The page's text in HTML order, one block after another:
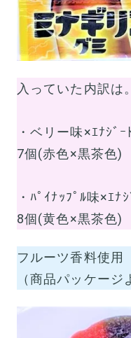
入っていた内訳は。
・ベリー味×ｴﾅｼﾞｰ
7個(赤色×黒茶色)
・ﾊﾟｲﾅｯﾌﾟﾙ味×ｴﾅ
8個(黄色×黒茶色)
フルーツ香料使用
（商品パッケージ